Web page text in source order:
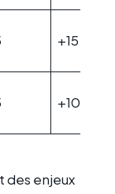
+15
+10
des enjeux